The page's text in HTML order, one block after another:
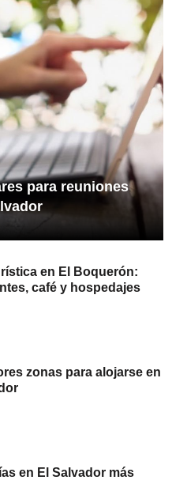
para reuniones
en El Boquerón:
café y hospedajes
zonas para alojarse en
en El Salvador más